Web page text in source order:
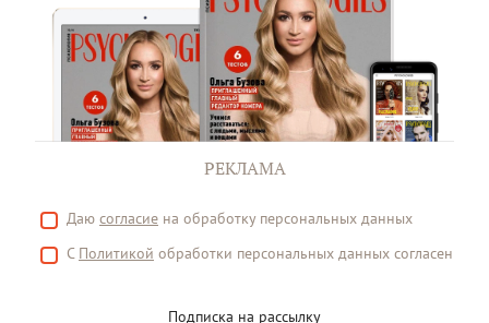
РЕКЛАМА
Даю согласие на обработку персональных данных
С Политикой обработки персональных данных согласен
Подписка на рассылку